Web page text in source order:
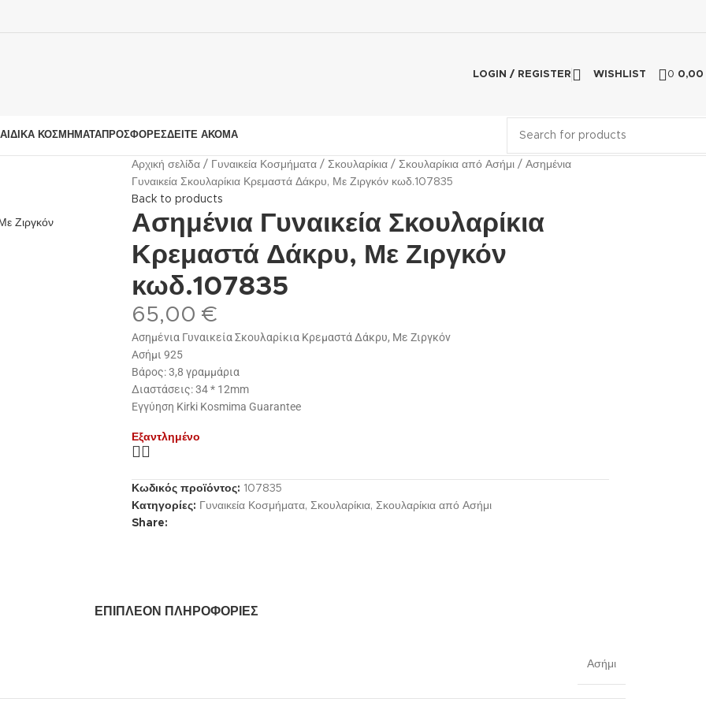
LOGIN / REGISTER WISHLIST 0 0,00
ΚΟΣΜΉΜΑΤΑΠΡΟΣΦΟΡΈΣΔΕΊΤΕ ΑΚΌΜΑ
Αρχική σελίδα Γυναικεία Κοσμήματα Σκουλαρίκια Σκουλαρίκια από Ασήμι
Ασημένια
Γυναικεία Σκουλαρίκια Κρεμαστά Δάκρυ, Με Ζιργκόν κωδ.107835
Back to products
Ασημένια Γυναικεία Σκουλαρίκια
Κρεμαστά Δάκρυ, Με Ζιργκόν
κωδ.107835
65,00€
Ασημένια Γυναικεία Σκουλαρίκια Κρεμαστά Δάκρυ, Με Ζιργκόν
Ασήμι 925
Βάρος: 3,8 γραμμάρια
Διαστάσεις: 34 * 12mm
Εγγύηση Kirki Kosmima Guarantee
Εξαντλημένο
Κωδικός προϊόντος: 107835
Κατηγορίες:
Γυναικεία Κοσμήματα, Σκουλαρίκια, Σκουλαρίκια από Ασήμι
Share:
ΕΠΙΠΛΈΟΝ ΠΛΗΡΟΦΟΡΊΕΣ
Ασήμι